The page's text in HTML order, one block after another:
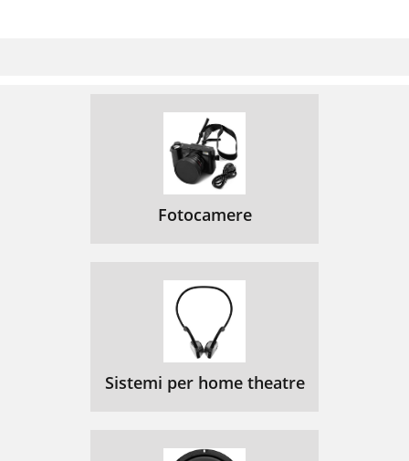
Fotocamere
Sistemi per home theatre